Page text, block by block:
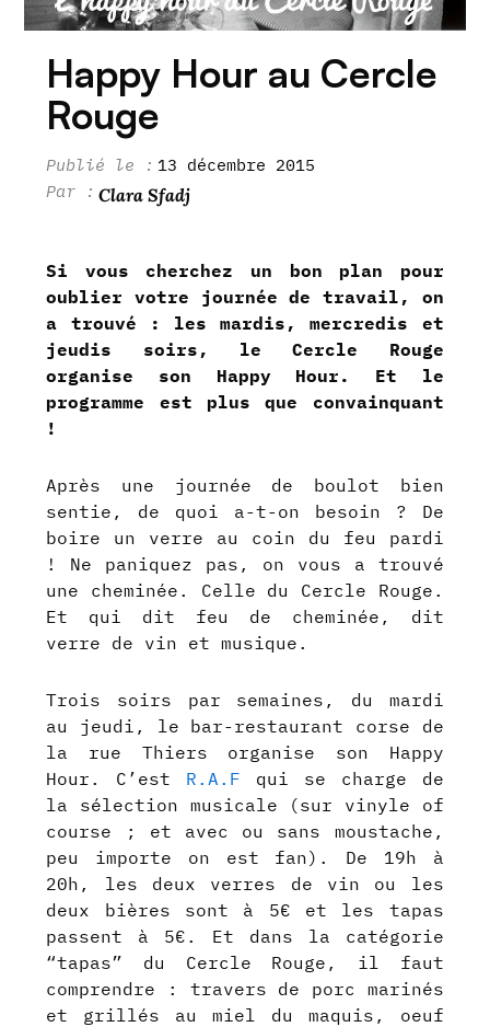
Happy Hour au Cercle
Rouge
13 décembre 2015
Clara Sfadj
Si vous cherchez un bon plan pour
oublier votre journée de travail, on
a trouvé : les mardis, mercredis et
jeudis soirs, le Cercle Rouge
organise son Happy Hour. Et le
programme est plus que convainquant
!
Après une journée de boulot bien
sentie, de quoi a-t-on besoin ? De
boire un verre au coin du feu pardi
! Ne paniquez pas, on vous a trouvé
une cheminée. Celle du Cercle Rouge.
Et qui dit feu de cheminée, dit
verre de vin et musique.
Trois soirs par semaines, du mardi
au jeudi, le bar-restaurant corse de
la rue Thiers organise son Happy
Hour. C’est R.A.F qui se charge de
la sélection musicale (sur vinyle of
course ; et avec ou sans moustache,
peu importe on est fan). De 19h à
20h, les deux verres de vin ou les
deux bières sont à 5€ et les tapas
passent à 5€. Et dans la catégorie
“tapas” du Cercle Rouge, il faut
comprendre : travers de porc marinés
et grillés au miel du maquis, oeuf